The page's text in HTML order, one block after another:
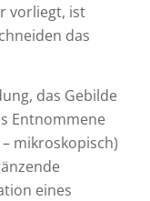
vorliegt, ist
das
das Gebilde
Entnommene
mikroskopisch)
eines